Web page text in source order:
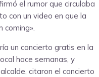
el rumor que circulaba
con un video en que la
coming».
un concierto gratis en la
hace semanas, y
citaron el concierto